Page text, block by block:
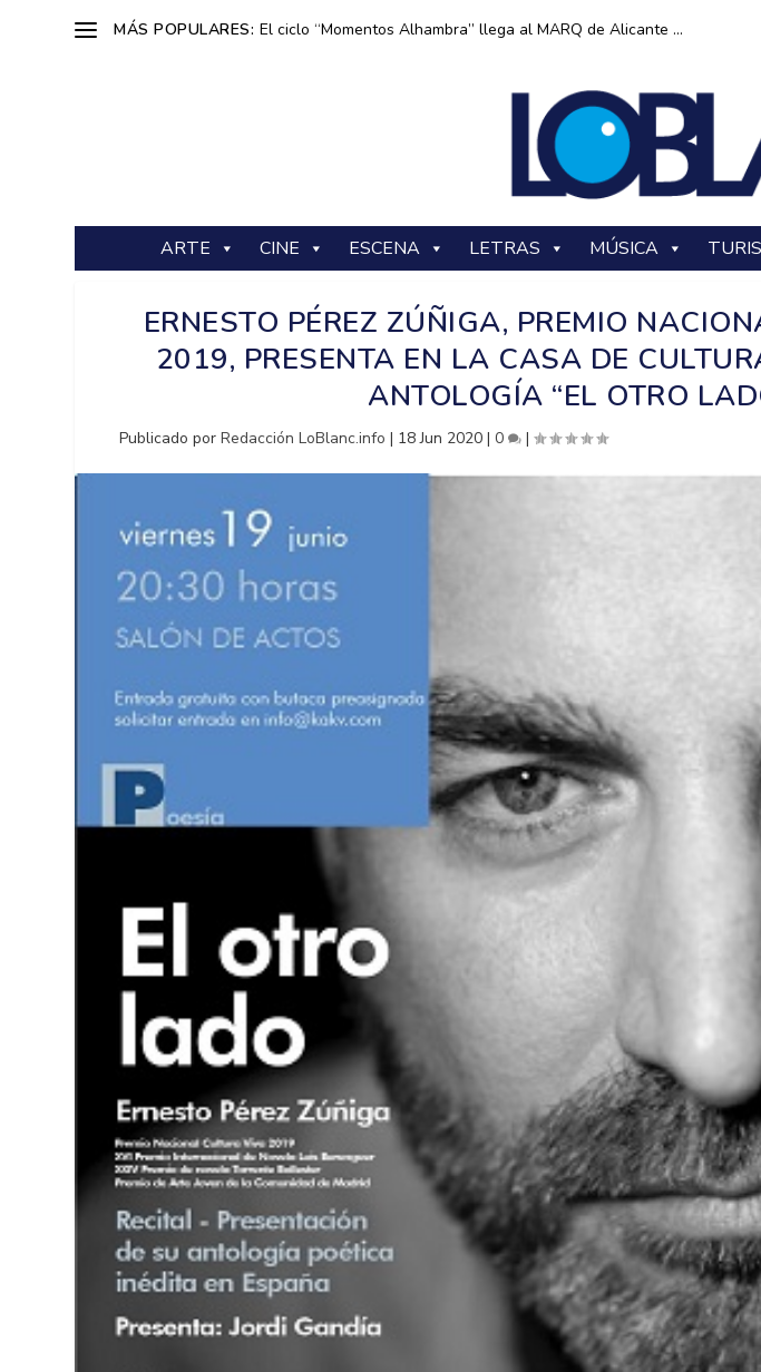
MÁS POPULARES: El ciclo “Momentos Alhambra” llega al MARQ de Alicante ...
ARTE CINE ESCENA LETRAS MÚSICA
ERNESTO PÉREZ ZÚÑIGA, PREMIO
2019, PRESENTA EN LA CASA DE
ANTOLOGÍA “EL OTRO
Publicado porRedacción LoBlanc.info | 18 Jun 2020 |0 |